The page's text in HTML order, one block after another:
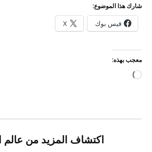
شارك هذا الموضوع:
فيس بوك X
معجب بهذه:
جاري
اكتشاف المزيد من عالم